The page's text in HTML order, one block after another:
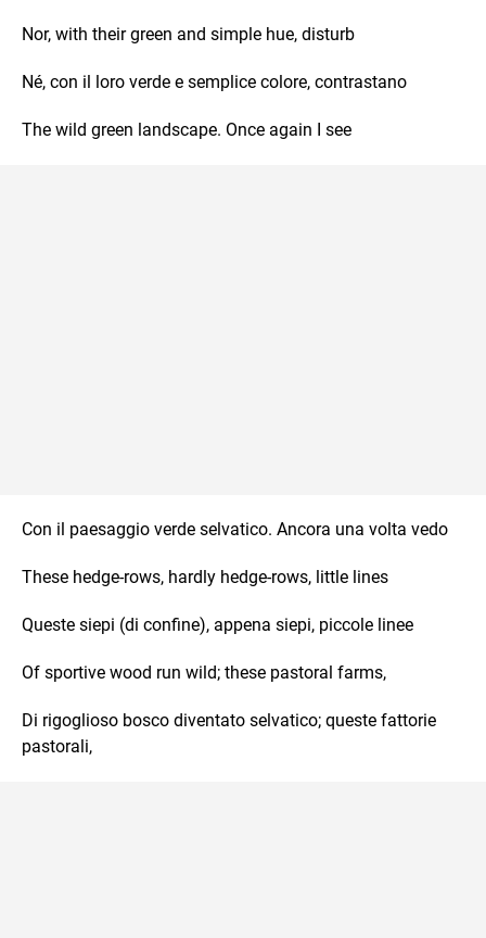
Nor, with their green and simple hue, disturb
Né, con il loro verde e semplice colore, contrastano
The wild green landscape. Once again I see
Con il paesaggio verde selvatico. Ancora una volta vedo
These hedge-rows, hardly hedge-rows, little lines
Queste siepi (di confine), appena siepi, piccole linee
Of sportive wood run wild; these pastoral farms,
Di rigoglioso bosco diventato selvatico; queste fattorie
pastorali,